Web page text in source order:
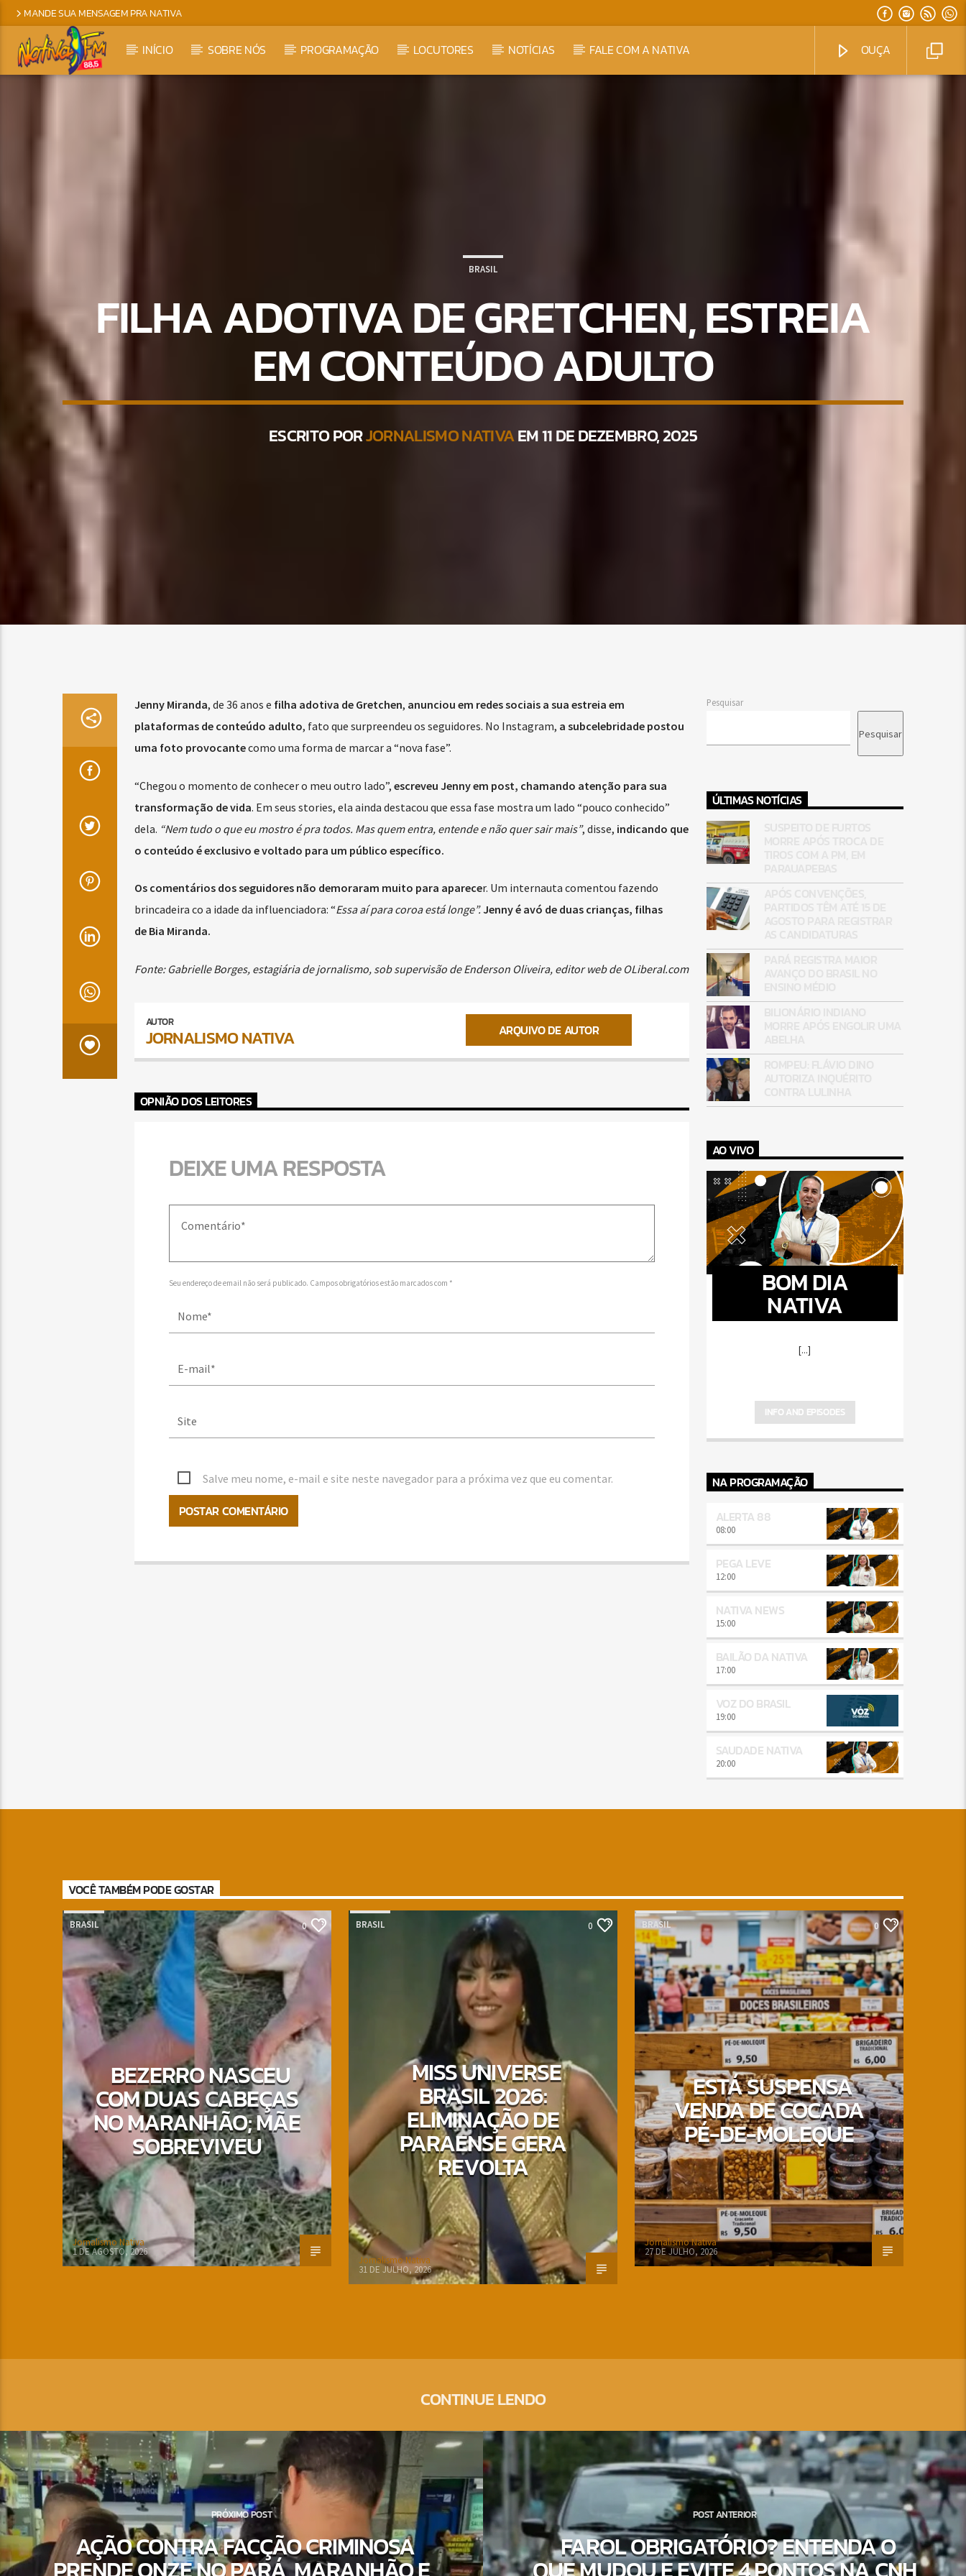
MANDE SUA MENSAGEM PRA NATIVA
INÍCIO SOBRE NÓS PROGRAMAÇÃO LOCUTORES NOTÍCIAS FALE COM A NATIVA OUÇA
BRASIL
FILHA ADOTIVA DE GRETCHEN, ESTREIA
EM CONTEÚDO ADULTO
ESCRITO PORJORNALISMO NATIVAEM 11 DE DEZEMBRO, 2025
Jenny Miranda, de 36 anos e filha adotiva de Gretchen, anunciou em redes sociais a sua estreia em
plataformas de conteúdo adulto, fato que surpreendeu os seguidores. No Instagram, a subcelebridade postou
uma foto provocantecomo uma forma de marcar a “nova fase”.
“Chegou o momento de conhecer o meu outro lado”, escreveu Jenny em post, chamando atenção para sua
transformação de vida. Em seus stories, ela ainda destacou que essa fase mostra um lado “pouco conhecido”
dela. “Nem tudo o que eu mostro é pra todos. Mas quem entra, entende e não quer sair mais”, disse, indicando que
o conteúdo é exclusivo e voltado para um público específico.
Os comentários dos seguidores não demoraram muito para aparecer. Um internauta comentou fazendo
brincadeira co a idade da influenciadora: “Essa aí para coroa está longe”.Jenny é avó de duas crianças, filhas
de Bia Miranda.
Fonte: Gabrielle Borges, estagiária de jornalismo, sob supervisão de Enderson Oliveira, editor web de OLiberal.com
AUTOR
JORNALISMO NATIVA ARQUIVO DE AUTOR
OPNIÃO DOS LEITORES
DEIXE UMA RESPOSTA
Seu endereço de email não será publicado. Campos obrigatórios estão marcados com *
Salve meu nome, e-mail e site neste navegador para a próxima vez que eu comentar.
Pesquisar
Pesquisar
ÚLTIMAS NOTÍCIAS
AO VIVO
BOM DIA
NATIVA
[...]
INFO AND EPISODES
NA PROGRAMAÇÃO
ALERTA 88
08:00
PEGA LEVE
12:00
NATIVA NEWS
15:00
BAILÃO DA NATIVA
17:00
VOZ DO BRASIL
19:00
SAUDADE NATIVA
20:00
VOCÊ TAMBÉM PODE GOSTAR
BRASIL 0
BEZERRO NASCEU
COM DUAS CABEÇAS
NO MARANHÃO; MÃE
SOBREVIVEU
Jornalismo Nativa
1 DE AGOSTO, 2026
BRASIL 0
MISS UNIVERSE
BRASIL 2026:
ELIMINAÇÃO DE
PARAENSE GERA
REVOLTA
Jornalismo Nativa
31 DE JULHO, 2026
BRASIL 0
ESTÁ SUSPENSA
VENDA DE COCADA
PÉ-DE-MOLEQUE
Jornalismo Nativa
27 DE JULHO, 2026
CONTINUE LENDO
PRÓXIMO POST
AÇÃO CONTRA FACÇÃO CRIMINOSA
POST ANTERIOR
FAROL OBRIGATÓRIO? ENTENDA O